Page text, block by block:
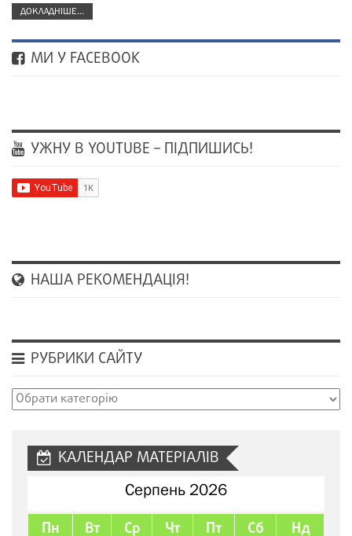
ДОКЛАДНІШЕ...
МИ У FACEBOOK
УЖНУ В YOUTUBE – ПІДПИШИСЬ!
НАША РЕКОМЕНДАЦІЯ!
РУБРИКИ САЙТУ
Рубрики
КАЛЕНДАР МАТЕРІАЛІВ
Серпень 2026
Пн Вт Ср Чт Пт Сб Нд